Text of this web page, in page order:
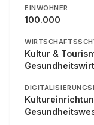
EINWOHNER
100.000
Kultur &